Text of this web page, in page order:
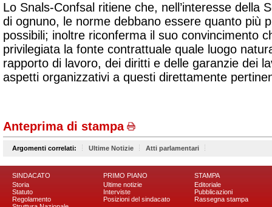
Lo Snals-Confsal ritiene che, nell’interesse della
di ognuno, le norme debbano essere quanto più
possibili; inoltre riconferma il suo convincimento
privilegiata la fonte contrattuale quale luogo
rapporto di lavoro, dei diritti e delle garanzie dei
aspetti organizzativi a questi direttamente
Anteprima di stampa
Argomenti correlati: Ultime Notizie Atti parlamentari
SINDACATO
Storia
Statuto
Regolamento
PRIMO PIANO
Ultime notizie
Interviste
Posizioni del sindacato
STAMPA
Editoriale
Pubblicazioni
Rassegna stampa